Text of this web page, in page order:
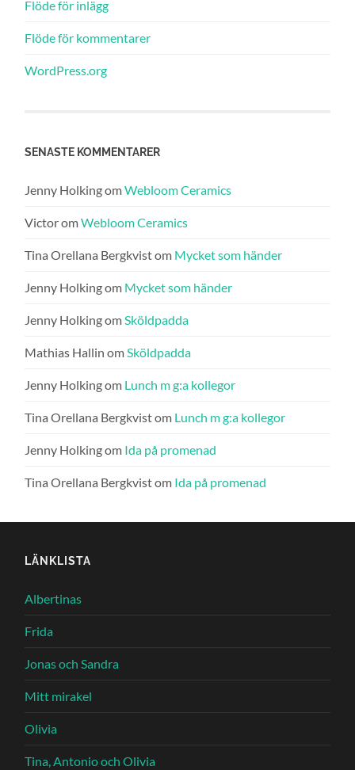
Flöde för inlägg
Flöde för kommentarer
WordPress.org
SENASTE KOMMENTARER
Jenny HolkingomWebloom Ceramics
VictoromWebloom Ceramics
Tina Orellana Bergkvistom Mycket som händer
Jenny Holkingom Mycket som händer
Jenny HolkingomSköldpadda
Mathias Hallin omSköldpadda
Jenny Holkingom Lunch m g:a kollegor
Tina Orellana Bergkvistom Lunch m g:a kollegor
Jenny Holkingom Ida på promenad
Tina Orellana Bergkvistom Ida på promenad
LÄNKLISTA
Albertinas
Frida
Jonas och Sandra
Mitt mirakel
Olivia
Tina, Antonio och Olivia